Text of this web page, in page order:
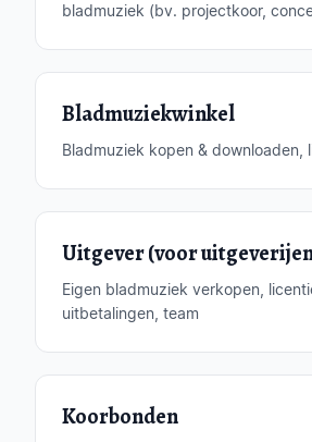
bladmuziek (bv. projectkoor,
Bladmuziekwinkel
Bladmuziek kopen & downloaden,
Uitgever (voor
Eigen bladmuziek verkopen,
uitbetalingen, team
Koorbonden